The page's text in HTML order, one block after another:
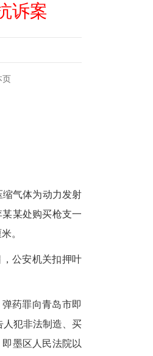
诉案
缩气体为动力发射
某某处购买枪支一
。
，公安机关扣押叶
药罪向青岛市即
人犯非法制造、买
墨区人民法院以